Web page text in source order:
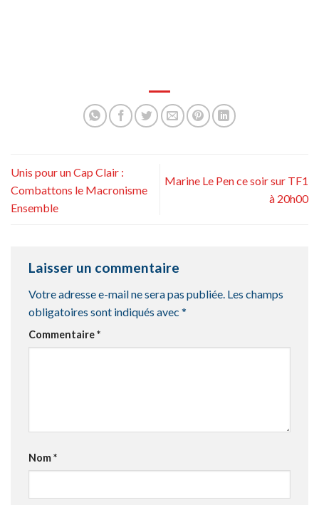
Unis pour un Cap Clair :
Combattons le Macronisme
Ensemble
Marine Le Pen ce soir sur TF1
à 20h00
Laisser un commentaire
Votre adresse e-mail ne sera pas publiée. Les champs
obligatoires sont indiqués avec *
Commentaire*
Nom*